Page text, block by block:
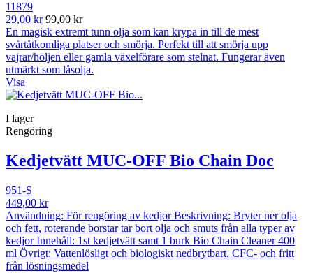
11879
29,00 kr 99,00 kr
En magisk extremt tunn olja som kan krypa in till de mest
svårtåtkomliga platser och smörja. Perfekt till att smörja upp
vajrar/höljen eller gamla växelförare som stelnat. Fungerar även
utmärkt som låsolja.
Visa
I lager
Rengöring
Kedjetvätt MUC-OFF Bio Chain Doc
951-S
449,00 kr
Användning: För rengöring av kedjor Beskrivning: Bryter ner olja
och fett, roterande borstar tar bort olja och smuts från alla typer av
kedjor Innehåll: 1st kedjetvätt samt 1 burk Bio Chain Cleaner 400
ml Övrigt: Vattenlösligt och biologiskt nedbrytbart, CFC- och fritt
från lösningsmedel